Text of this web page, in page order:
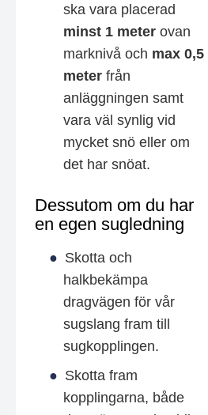
ska vara placerad
minst 1 meter ovan
marknivå och max 0,5
meter från
anläggningen samt
vara väl synlig vid
mycket snö eller om
det har snöat.
Dessutom om du har
en egen sugledning
Skotta och
halkbekämpa
dragvägen för vår
sugslang fram till
sugkopplingen.
Skotta fram
kopplingarna, både